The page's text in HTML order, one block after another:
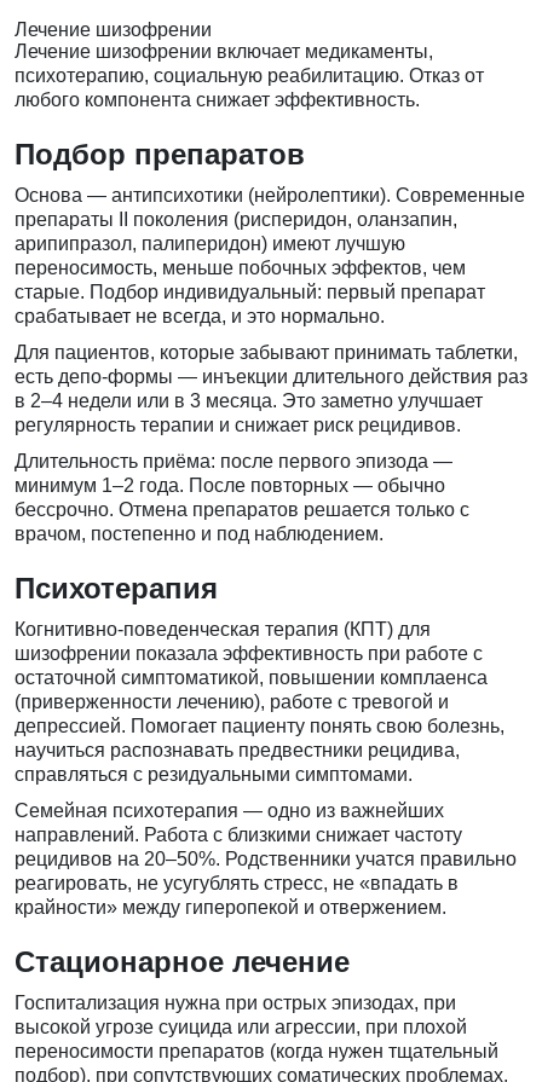
Лечение шизофрении
Лечение шизофрении включает медикаменты,
психотерапию, социальную реабилитацию. Отказ от
любого компонента снижает эффективность.
Подбор препаратов
Основа — антипсихотики (нейролептики). Современные
препараты II поколения (рисперидон, оланзапин,
арипипразол, палиперидон) имеют лучшую
переносимость, меньше побочных эффектов, чем
старые. Подбор индивидуальный: первый препарат
срабатывает не всегда, и это нормально.
Для пациентов, которые забывают принимать таблетки,
есть депо-формы — инъекции длительного действия раз
в 2–4 недели или в 3 месяца. Это заметно улучшает
регулярность терапии и снижает риск рецидивов.
Длительность приёма: после первого эпизода —
минимум 1–2 года. После повторных — обычно
бессрочно. Отмена препаратов решается только с
врачом, постепенно и под наблюдением.
Психотерапия
Когнитивно-поведенческая терапия (КПТ) для
шизофрении показала эффективность при работе с
остаточной симптоматикой, повышении комплаенса
(приверженности лечению), работе с тревогой и
депрессией. Помогает пациенту понять свою болезнь,
научиться распознавать предвестники рецидива,
справляться с резидуальными симптомами.
Семейная психотерапия — одно из важнейших
направлений. Работа с близкими снижает частоту
рецидивов на 20–50%. Родственники учатся правильно
реагировать, не усугублять стресс, не «впадать в
крайности» между гиперопекой и отвержением.
Стационарное лечение
Госпитализация нужна при острых эпизодах, при
высокой угрозе суицида или агрессии, при плохой
переносимости препаратов (когда нужен тщательный
подбор), при сопутствующих соматических проблемах.